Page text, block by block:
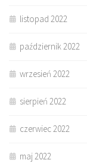
listopad 2022
październik 2022
wrzesień 2022
sierpień 2022
czerwiec 2022
maj 2022